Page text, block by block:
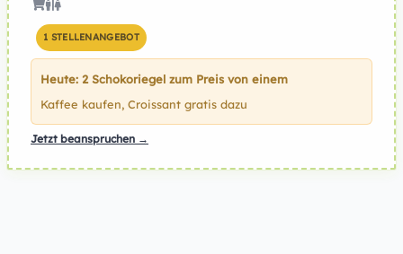
1 STELLENANGEBOT
Heute: 2 Schokoriegel zum Preis von einem
Kaffee kaufen, Croissant gratis dazu
Jetzt beanspruchen →